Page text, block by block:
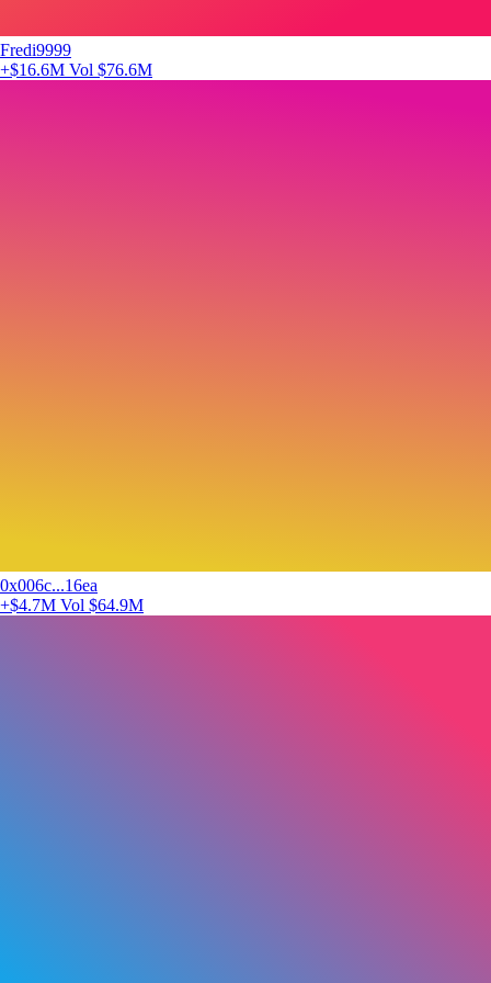
Fredi9999
+$16.6M Vol $76.6M
0x006c...16ea
+$4.7M Vol $64.9M